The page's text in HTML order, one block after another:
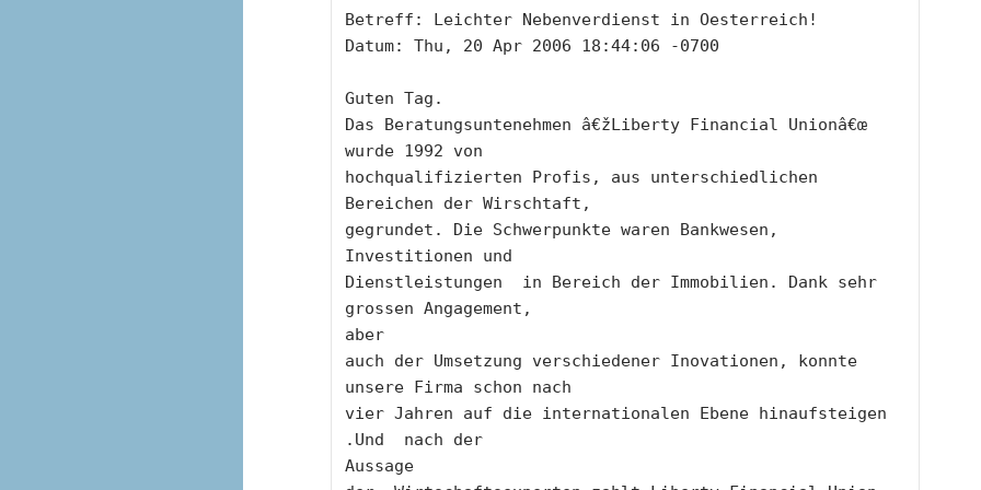
Betreff: Leichter Nebenverdienst in Oesterreich!
Datum: Thu, 20 Apr 2006 18:44:06 -0700
Guten Tag.
Das Beratungsuntenehmen â€žLiberty Financial Unionâ€œ
wurde 1992 von
hochqualifizierten Profis, aus unterschiedlichen
Bereichen der Wirschtaft,
gegrundet. Die Schwerpunkte waren Bankwesen,
Investitionen und
Dienstleistungen  in Bereich der Immobilien. Dank sehr
grossen Angagement,
aber
auch der Umsetzung verschiedener Inovationen, konnte
unsere Firma schon nach
vier Jahren auf die internationalen Ebene hinaufsteigen
.Und  nach der
Aussage